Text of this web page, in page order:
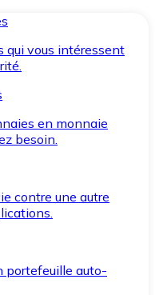
qui vous intéressent
en monnaie
besoin.
contre une autre
portefeuille auto-